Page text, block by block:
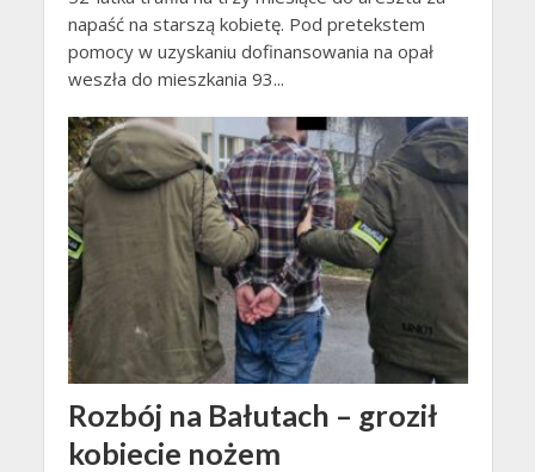
napaść na starszą kobietę. Pod pretekstem
pomocy w uzyskaniu dofinansowania na opał
weszła do mieszkania 93...
Rozbój na Bałutach – groził
kobiecie nożem